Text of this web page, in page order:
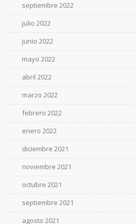
septiembre 2022
julio 2022
junio 2022
mayo 2022
abril 2022
marzo 2022
febrero 2022
enero 2022
diciembre 2021
noviembre 2021
octubre 2021
septiembre 2021
agosto 2021